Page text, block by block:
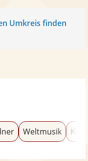
Umkreis finden
Weltmusik